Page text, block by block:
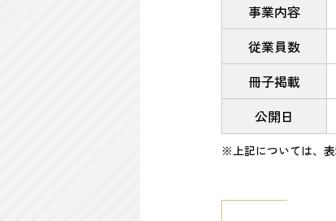
事業内容
従業員数
冊子掲載
公開日
※上記については、表